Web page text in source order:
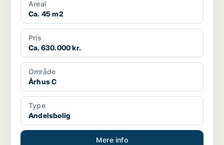
Areal
Ca. 45 m2
Pris
Ca. 630.000 kr.
Område
Århus C
Type
Andelsbolig
Mere info